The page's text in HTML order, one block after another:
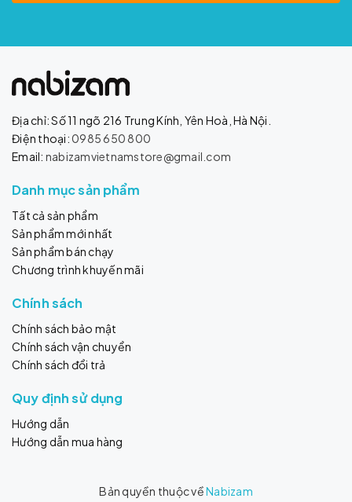
Địa chỉ: Số 11 ngõ 216 Trung Kính, Yên Hoà, Hà Nội.
Điện thoại:0985 650 800
Email: nabizamvietnamstore@gmail.com
Danh mục sản phẩm
Tất cả sản phẩm
Sản phẩm mới nhất
Sản phẩm bán chạy
Chương trình khuyến mãi
Chính sách
Chính sách bảo mật
Chính sách vận chuyển
Chính sách đổi trả
Quy định sử dụng
Hướng dẫn
Hướng dẫn mua hàng
Bản quyền thuộc vềNabizam